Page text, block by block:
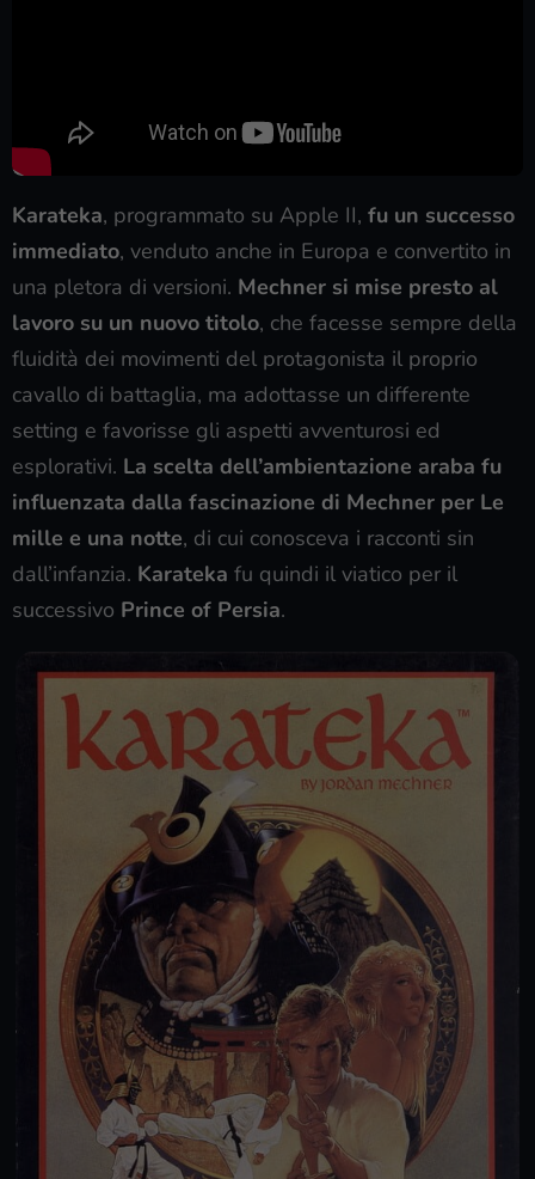
Karateka, programmato su Apple II, fu un successo
immediato, venduto anche in Europa e convertito in
una pletora di versioni. Mechner si mise presto al
lavoro su un nuovo titolo, che facesse sempre della
fluidità dei movimenti del protagonista il proprio
cavallo di battaglia, ma adottasse un differente
setting e favorisse gli aspetti avventurosi ed
esplorativi. La scelta dell’ambientazione araba fu
influenzata dalla fascinazione di Mechner per Le
mille e una notte, di cui conosceva i racconti sin
dall’infanzia. Karateka fu quindi il viatico per il
successivo Prince of Persia.